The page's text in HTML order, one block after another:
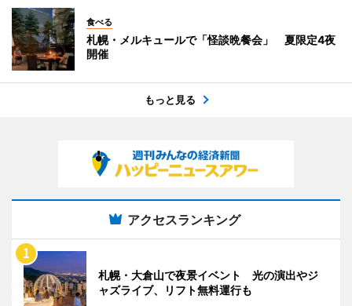
食べる
札幌・メルキュールで「怪談晩餐会」 夏限定4夜
開催
もっと見る
アクセスランキング
札幌・大倉山で夜景イベント 光の演出やジ
ャズライブ、リフト無料運行も